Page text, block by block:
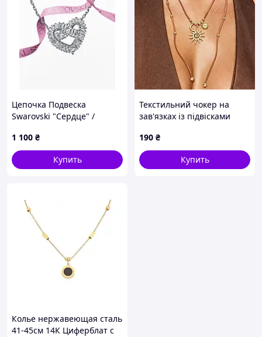
Цепочка Подвеска
Swarovski "Сердце" /
1 100 ₴
Купить
Текстильний чокер на
зав'язках із підвісками
190 ₴
Купить
Колье нержавеющая сталь
41-45см 14К Циферблат с